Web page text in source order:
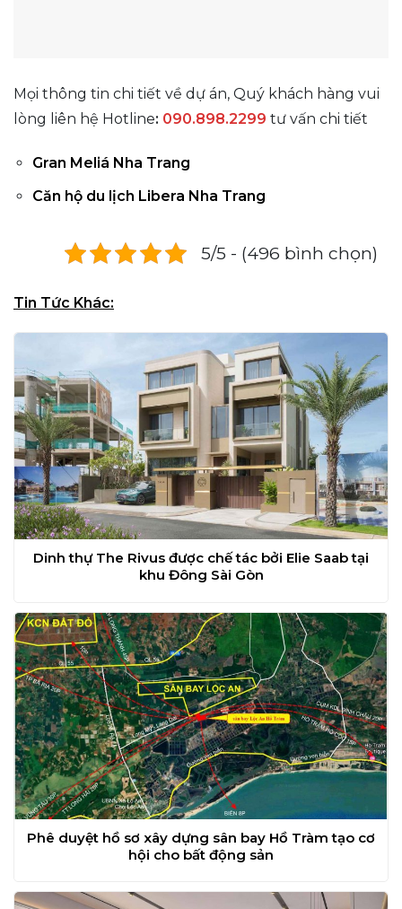
Mọi thông tin chi tiết về dự án, Quý khách hàng vui
lòng liên hệ Hotline: 090.898.2299 tư vấn chi tiết
Gran Meliá Nha Trang
Căn hộ du lịch Libera Nha Trang
5/5 - (496 bình chọn)
Tin Tức Khác:
Dinh thự The Rivus được chế tác bởi Elie Saab tại
khu Đông Sài Gòn
Phê duyệt hồ sơ xây dựng sân bay Hồ Tràm tạo cơ
hội cho bất động sản